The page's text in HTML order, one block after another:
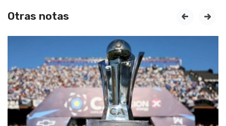
Otras notas prev next